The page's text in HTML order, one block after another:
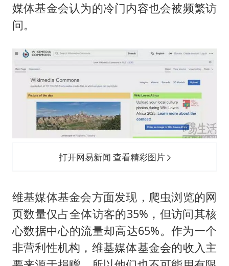
媒体基金会认为的冷门内容也会被频繁访
问。
打开网易新闻 查看精彩图片
维基媒体基金会方面发现，爬虫浏览的网
页数量仅占全体访客的35%，但访问其核
心数据中心的流量却高达65%。作为一个
非营利性机构，维基媒体基金会的收入主